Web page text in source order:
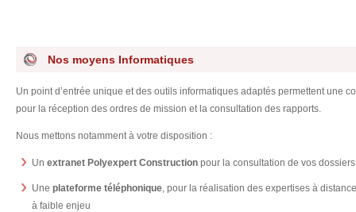
Nos moyens Informatiques
Un point d’entrée unique et des outils informatiques adaptés permettent une
pour la réception des ordres de mission et la consultation des rapports.
Nous mettons notamment à votre disposition :
Un extranet Polyexpert Construction pour la consultation de vos
Une plateforme téléphonique, pour la réalisation des expertises à
à faible enjeu